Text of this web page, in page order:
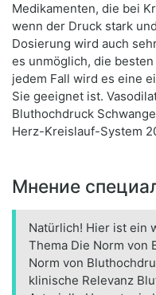
Medikamenten, die bei
wenn der Druck stark
Dosierung wird auch
es unmöglich, die
jedem Fall wird es eine
Sie geeignet ist.
Bluthochdruck
Herz-Kreislauf-System
Мнение
Natürlich! Hier ist ein
Thema Die Norm von
Norm von
klinische Relevanz